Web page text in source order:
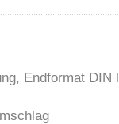
Endformat DIN